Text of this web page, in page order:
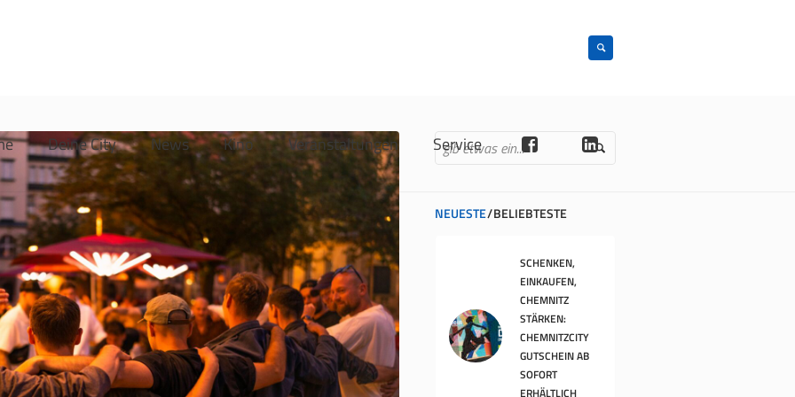
Deine City News Kino Veranstaltungen Service
NEUESTE BELIEBTESTE
SCHENKEN,
EINKAUFEN,
CHEMNITZ
STÄRKEN:
CHEMNITZCITY
GUTSCHEIN AB
SOFORT
ERHÄLTLICH